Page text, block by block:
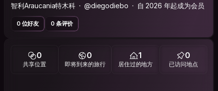
智利Araucania特木科 @diegodiebo 自 2026 年起成为会员
0 位好友 0 条评价
0
共享位置
0
即将到来的旅行
1
居住过的地方
0
已访问地点